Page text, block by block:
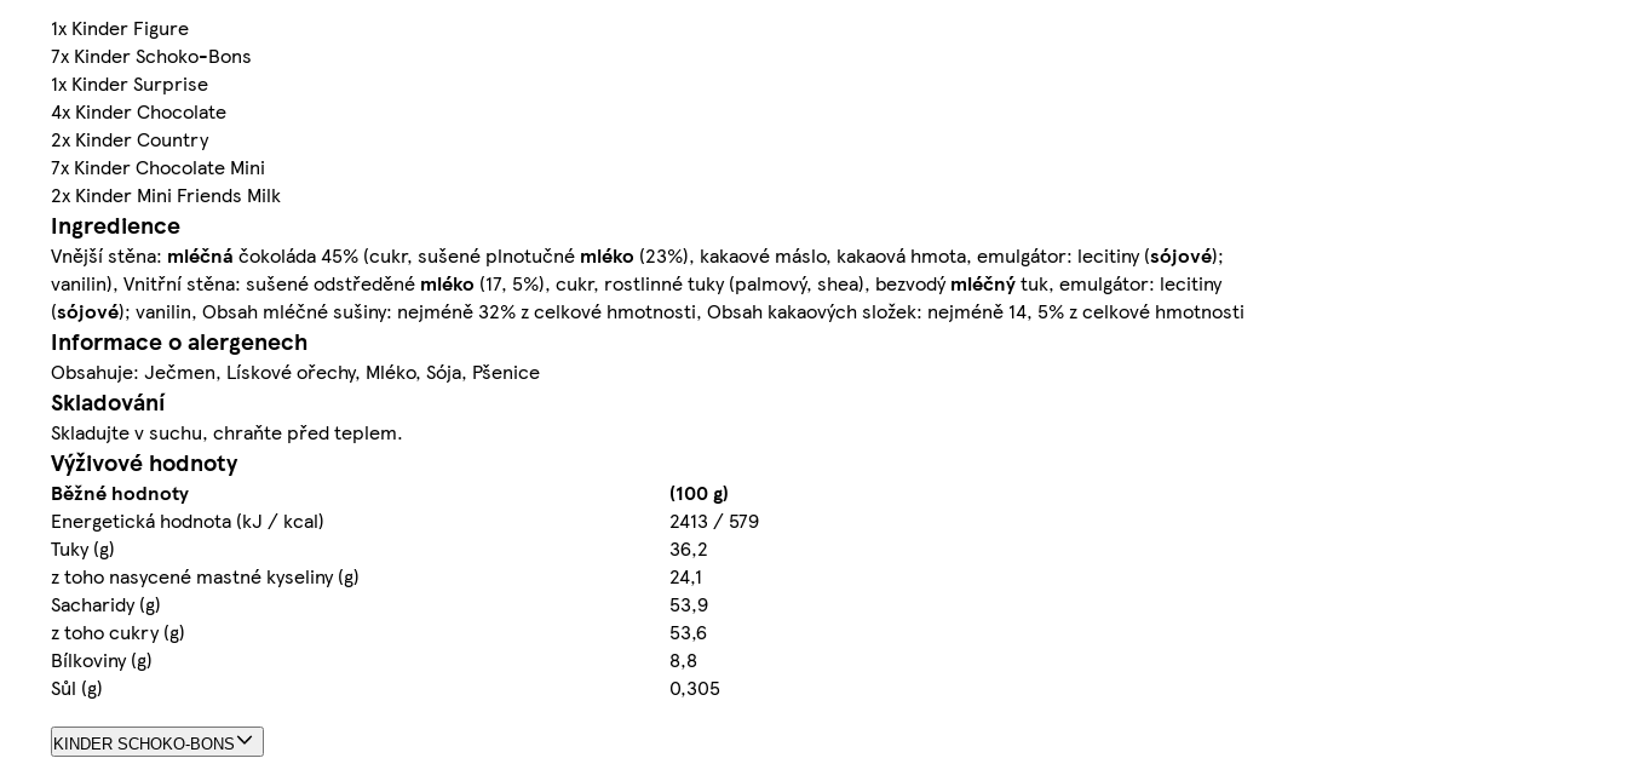
1x Kinder Figure
7x Kinder Schoko-Bons
1x Kinder Surprise
4x Kinder Chocolate
2x Kinder Country
7x Kinder Chocolate Mini
2x Kinder Mini Friends Milk
Ingredience
Vnější stěna: mléčná čokoláda 45% (cukr, sušené plnotučné mléko (23%), kakaové máslo, kakaová hmota, emulgátor: lecitiny (sójové);
vanilin), Vnitřní stěna: sušené odstředěné mléko (17, 5%), cukr, rostlinné tuky (palmový, shea), bezvodýmléčnýtuk, emulgátor: lecitiny
(sójové); vanilin, Obsah mléčné sušiny: nejméně 32% z celkové hmotnosti, Obsah kakaových složek: nejméně 14, 5% z celkové hmotnosti
Informace o alergenech
Obsahuje: Ječmen, Lískové ořechy, Mléko, Sója, Pšenice
Skladování
Skladujte v suchu, chraňte před teplem.
Výživové hodnoty
Běžné hodnoty
(100 g)
Energetická hodnota (kJ / kcal)
2413 / 579
Tuky (g)
36,2
z toho nasycené mastné kyseliny (g)
24,1
Sacharidy (g)
53,9
z toho cukry (g)
53,6
Bílkoviny (g)
8,8
Sůl (g)
0,305
KINDER SCHOKO-BONS